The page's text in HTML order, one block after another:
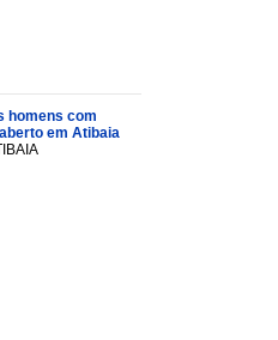
homens com
em Atibaia